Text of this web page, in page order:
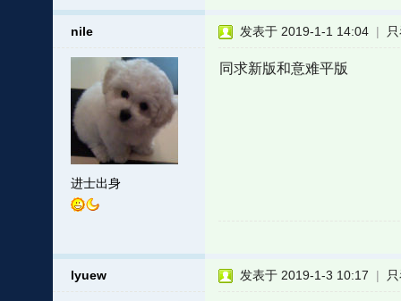
nile
进士出身
发表于 2019-1-1 14:04 |
同求新版和意难平版
lyuew 发表于 2019-1-3 10:17 |